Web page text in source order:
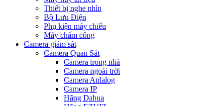
Thiết bị nghe nhìn
Bộ Lưu Điện
Phụ kiện máy chiếu
Máy chấm công
Camera giám sát
Camera Quan Sát
Camera trong nhà
Camera ngoài trời
Camera Anlalog
Camera IP
Hãng Dahua